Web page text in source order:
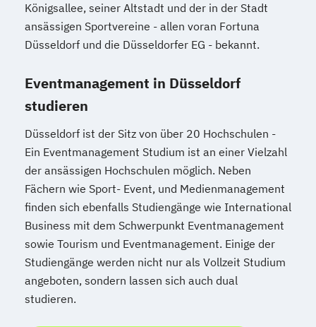
Königsallee, seiner Altstadt und der in der Stadt
ansässigen Sportvereine - allen voran Fortuna
Düsseldorf und die Düsseldorfer EG - bekannt.
Eventmanagement in Düsseldorf
studieren
Düsseldorf ist der Sitz von über 20 Hochschulen -
Ein Eventmanagement Studium ist an einer Vielzahl
der ansässigen Hochschulen möglich. Neben
Fächern wie Sport- Event, und Medienmanagement
finden sich ebenfalls Studiengänge wie International
Business mit dem Schwerpunkt Eventmanagement
sowie Tourism und Eventmanagement. Einige der
Studiengänge werden nicht nur als Vollzeit Studium
angeboten, sondern lassen sich auch dual
studieren.